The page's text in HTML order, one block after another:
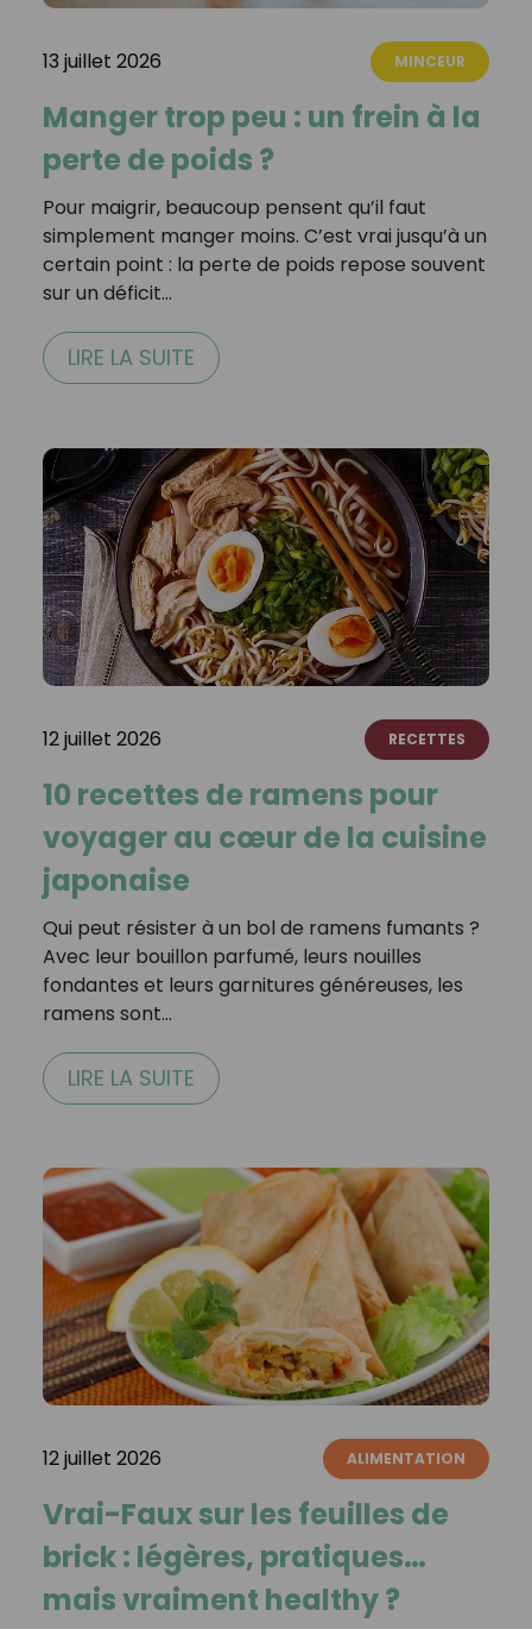
13 juillet 2026 MINCEUR
Manger trop peu : un frein à la
perte de poids ?
Pour maigrir, beaucoup pensent qu’il faut
simplement manger moins. C’est vrai jusqu’à un
certain point : la perte de poids repose souvent
sur un déficit…
LIRE LA SUITE
12 juillet 2026 RECETTES
10 recettes de ramens pour
voyager au cœur de la cuisine
japonaise
Qui peut résister à un bol de ramens fumants ?
Avec leur bouillon parfumé, leurs nouilles
fondantes et leurs garnitures généreuses, les
ramens sont…
LIRE LA SUITE
12 juillet 2026 ALIMENTATION
Vrai-Faux sur les feuilles de
brick : légères, pratiques…
mais vraiment healthy ?